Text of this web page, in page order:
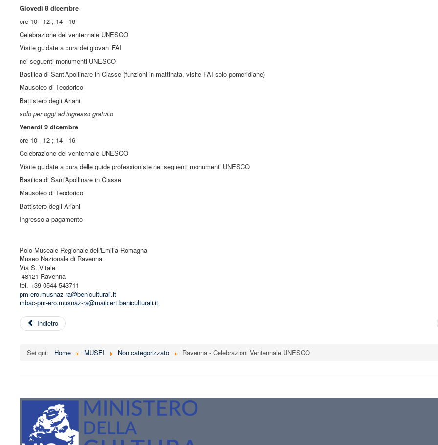
Giovedì 8 dicembre
ore 10 - 12 ; 14 - 16
Celebrazione del ventennale UNESCO
Visite guidate a cura dei giovani FAI
nei seguenti monumenti UNESCO
Basilica di Sant’Apollinare in Classe (funzioni in mattinata, visite FAI solo pomeridiane)
Mausoleo di Teodorico
Battistero degli Ariani
solo per oggi ad ingresso gratuito
Venerdì 9 dicembre
ore 10 - 12 ; 14 - 16
Celebrazione del ventennale UNESCO
Visite guidate a cura delle guide professioniste nei seguenti monumenti UNESCO
Basilica di Sant’Apollinare in Classe
Mausoleo di Teodorico
Battistero degli Ariani
Ingresso a pagamento
Polo Museale Regionale dell'Emilia Romagna
Museo Nazionale di Ravenna
Via S. Vitale
48121 Ravenna
tel. +39 0544 543711
pm-ero.musnaz-ra@beniculturali.it
mbac-pm-ero.musnaz-ra@mailcert.beniculturali.it
Indietro
Sei qui: Home MUSEI Non categorizzato Ravenna - Celebrazioni Ventennale UNESCO